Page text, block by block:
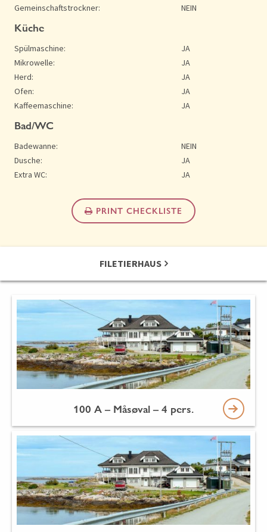
Gemeinschaftstrockner:
NEIN
Küche
Spülmaschine:
JA
Mikrowelle:
JA
Herd:
JA
Ofen:
JA
Kaffeemaschine:
JA
Bad/WC
Badewanne:
NEIN
Dusche:
JA
Extra WC:
JA
PRINT CHECKLISTE
FILETIERHAUS
100 A – Måsøval – 4 pers.